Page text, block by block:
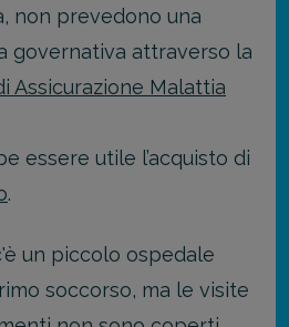
non prevedono una
governativa attraverso la
Assicurazione Malattia
essere utile l’acquisto di
.
un piccolo ospedale
soccorso, ma le visite